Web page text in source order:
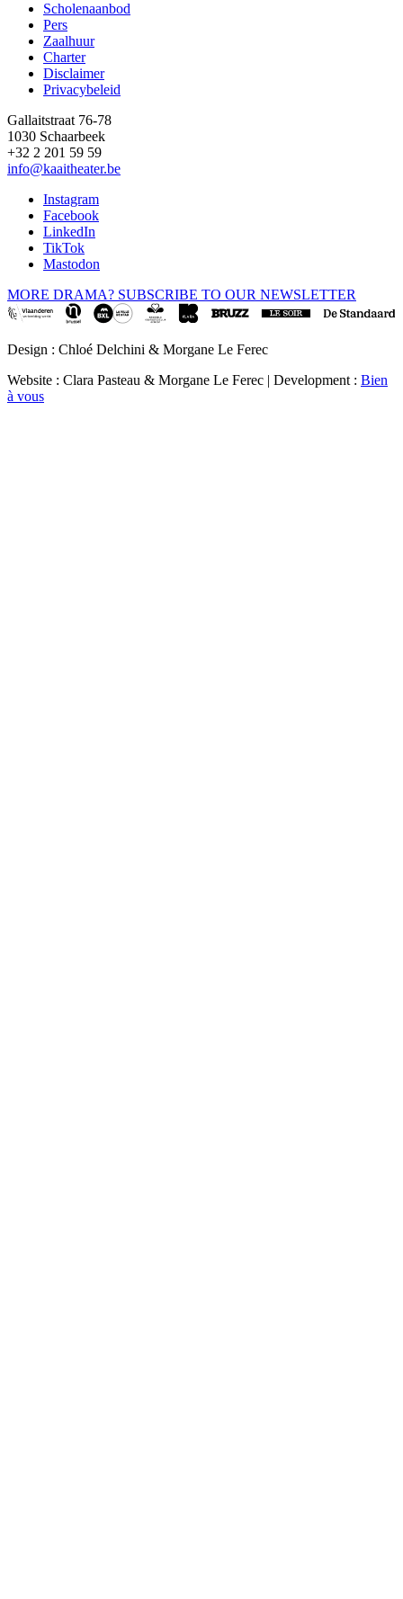
Footer
Scholenaanbod
Pers
Zaalhuur
Charter
Disclaimer
Privacybeleid
Gallaitstraat 76-78
1030 Schaarbeek
+32 2 201 59 59
info@kaaitheater.be
Instagram
Facebook
LinkedIn
TikTok
Mastodon
MORE DRAMA? SUBSCRIBE TO OUR NEWSLETTER
Design : Chloé Delchini & Morgane Le Ferec
Website : Clara Pasteau & Morgane Le Ferec | Development : Bien
à vous